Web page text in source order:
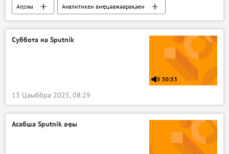
Аԥсны
Аналитикеи аиҿцәажәарақәеи
Аԥсны
Суббота на Sputnik
30:33
13 Цәыббра 2025, 08:29
Асабша Sputnik аҿы